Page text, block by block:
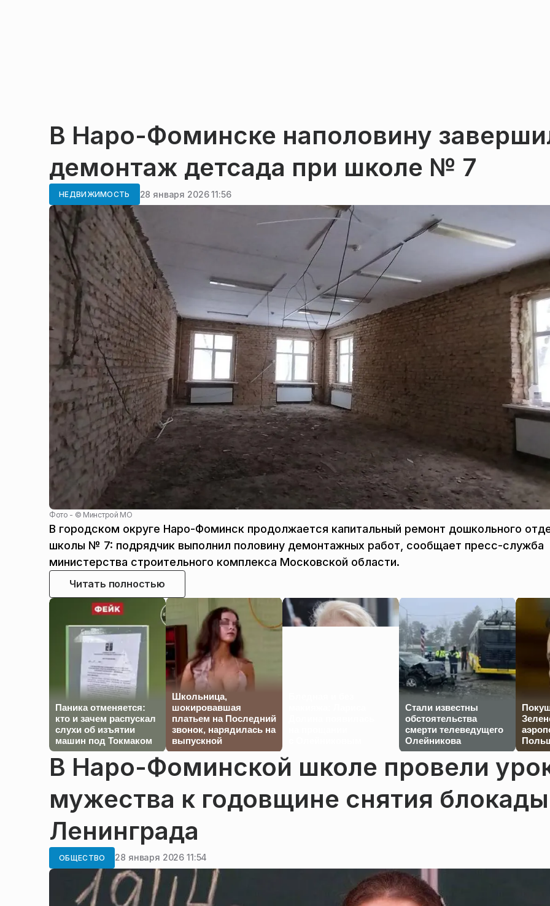
В Наро-Фоминске наполовину
демонтаж детсада при школе № 7
НЕДВИЖИМОСТЬ 28 января 2026 11:56
Фото - © Минстрой МО
В городском округе Наро-Фоминск продолжается капитальный ремонт дошкольного
школы № 7: подрядчик выполнил половину демонтажных работ, сообщает пресс-служба
министерства строительного комплекса Московской области.
Читать полностью
Паника отменяется:
кто и зачем распускал
слухи об изъятии
машин под Токмаком
Школьница,
шокировавшая
платьем на Последний
звонок, нарядилась на
выпускной
Стали известны
обстоятельства
смерти телеведущего
Олейникова
В Наро-Фоминской школе провели
мужества к годовщине снятия блокады
Ленинграда
ОБЩЕСТВО 28 января 2026 11:54